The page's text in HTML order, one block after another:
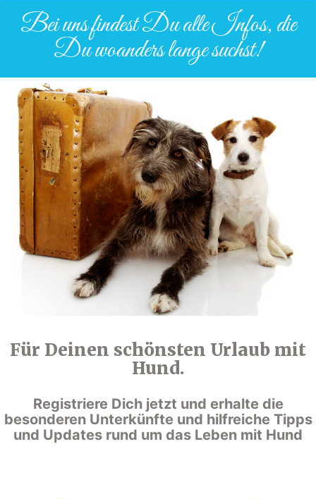
Bei uns findest Du alle Infos, die
Du woanders lange suchst!
Für Deinen schönsten Urlaub mit
Hund.
Registriere Dich jetzt und erhalte die
besonderen Unterkünfte und hilfreiche Tipps
und Updates rund um das Leben mit Hund